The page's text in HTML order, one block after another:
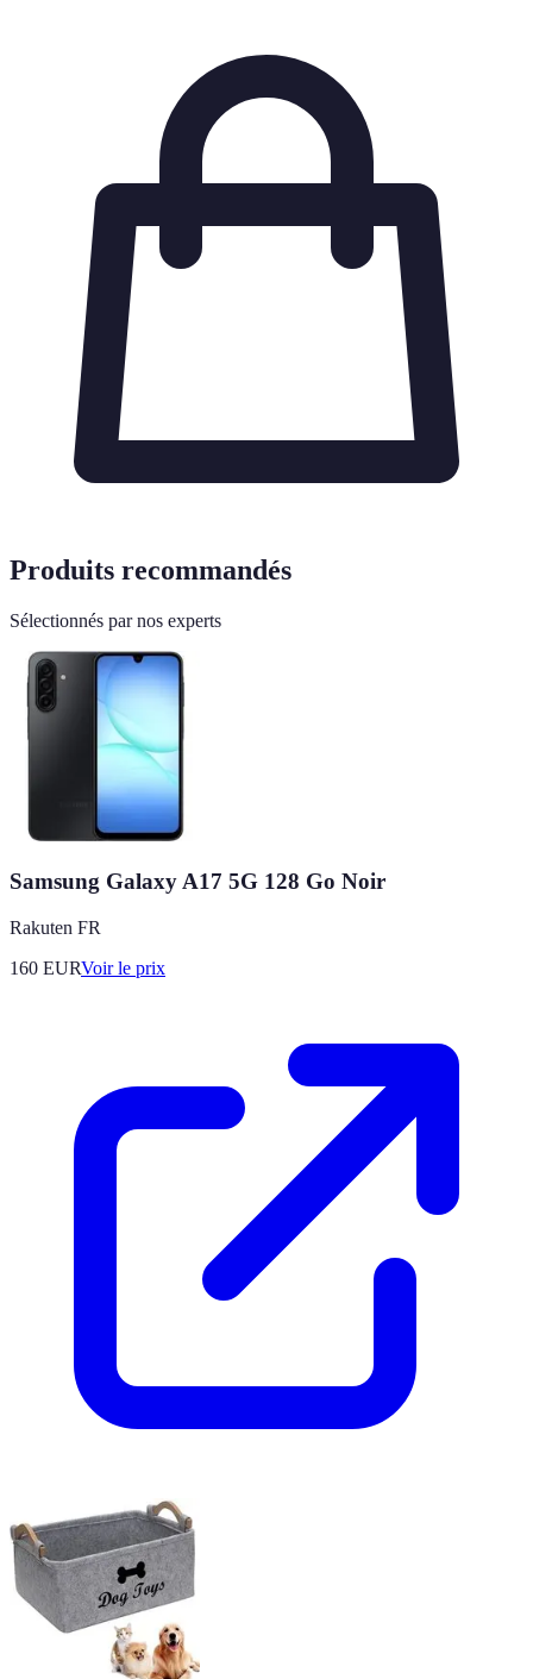
Produits recommandés
Sélectionnés par nos experts
Samsung Galaxy A17 5G 128 Go Noir
Rakuten FR
160 EURVoir le prix